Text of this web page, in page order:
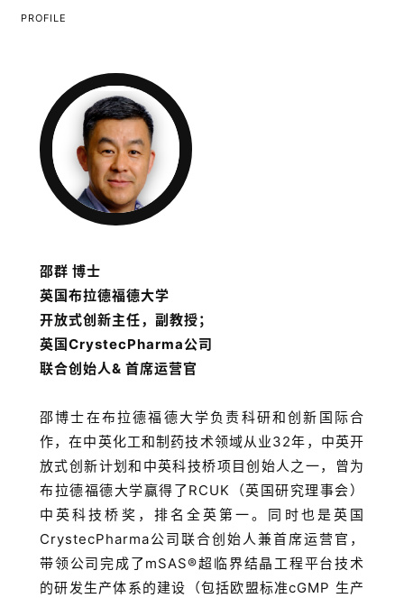
PROFILE
邵群 博士
英国布拉德福德大学
开放式创新主任，副教授；
英国CrystecPharma公司
联合创始人& 首席运营官
邵博士在布拉德福德大学负责科研和创新国际合
作，在中英化工和制药技术领域从业32年，中英开
放式创新计划和中英科技桥项目创始人之一，曾为
布拉德福德大学赢得了RCUK（英国研究理事会）
中英科技桥奖，排名全英第一。同时也是英国
CrystecPharma公司联合创始人兼首席运营官，
带领公司完成了mSAS®超临界结晶工程平台技术
的研发生产体系的建设（包括欧盟标准cGMP 生产